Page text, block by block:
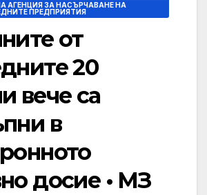
АГЕНЦИЯ ЗА НАСЪРЧАВАНЕ НА
ПРЕДПРИЯТИЯ
от
20
вече са
в
досие • МЗ